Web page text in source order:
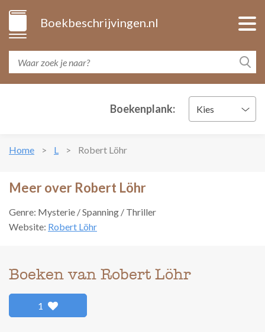
Boekbeschrijvingen.nl
Boekenplank: Kies
Home L Robert Löhr
Meer over Robert Löhr
Genre: Mysterie / Spanning / Thriller
Website: Robert Löhr
Boeken van Robert Löhr
1